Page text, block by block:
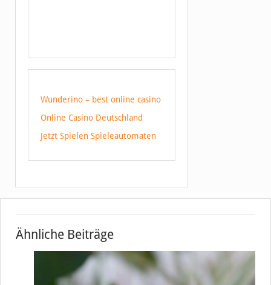
Wunderino – best online casino
Online Casino Deutschland
Jetzt Spielen Spieleautomaten
Ähnliche Beiträge